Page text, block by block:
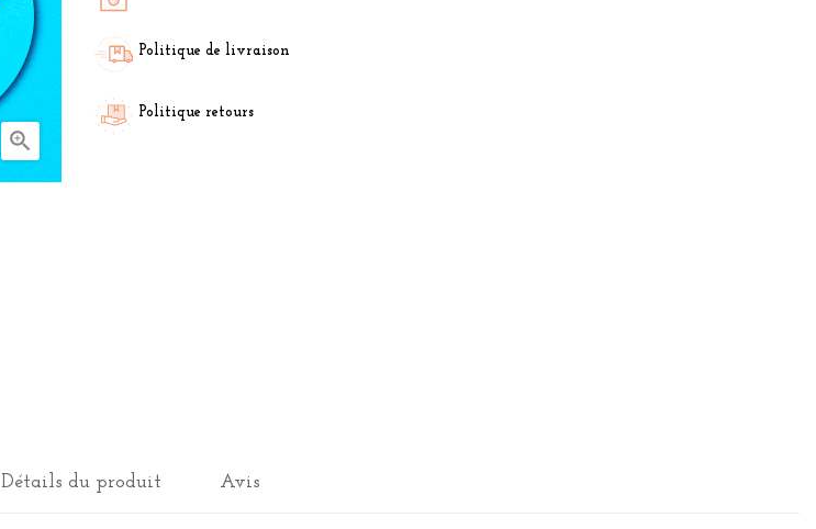

Politique de livraison
Politique retours
Détails du produit Avis